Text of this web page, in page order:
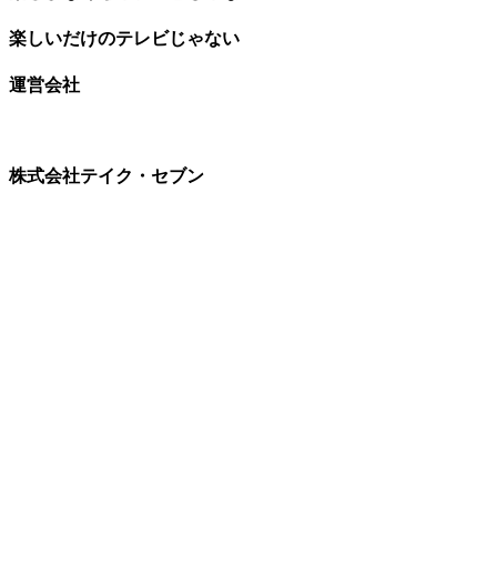
楽しいだけのテレビじゃない
運営会社
株式会社テイク・セブン